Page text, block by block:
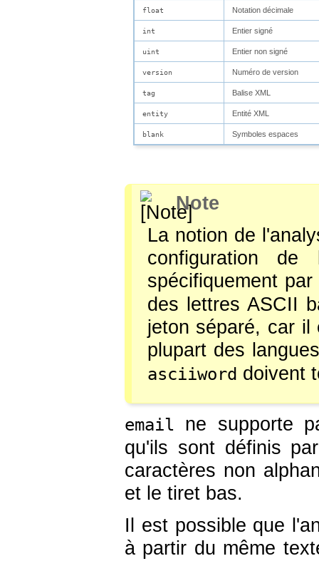
float Notation décimale
int Entier signé
uint Entier non signé
version Numéro de version
tag Balise XML
entity Entité XML
blank Symboles espaces
Note
La notion de
configuration
spécifiquement par
des lettres ASCII
jeton séparé, car
plupart des
asciiword doivent
email ne supporte
qu'ils sont définis
caractères non
et le tiret bas.
Il est possible que
à partir du même